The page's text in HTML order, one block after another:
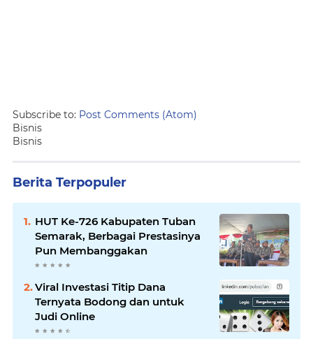
Subscribe to: Post Comments (Atom)
Bisnis
Bisnis
Berita Terpopuler
HUT Ke-726 Kabupaten Tuban
Semarak, Berbagai Prestasinya
Pun Membanggakan
Viral Investasi Titip Dana
Ternyata Bodong dan untuk
Judi Online